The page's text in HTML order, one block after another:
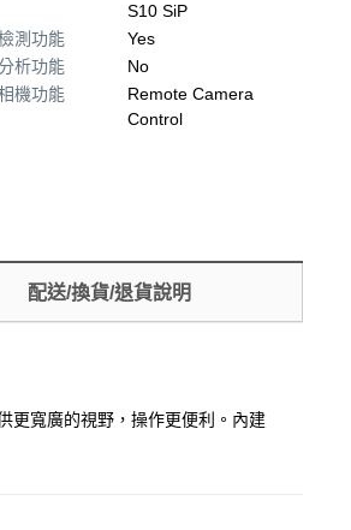
S10 SiP
測功能
Yes
析功能
No
機功能
Remote Camera
Control
配送/換貨/退貨說明
更寬廣的視野，操作更便利。內建